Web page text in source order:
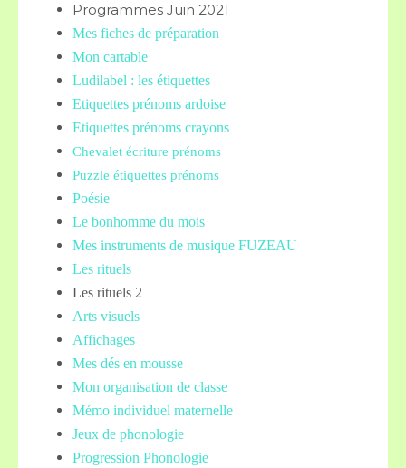
Programmes Juin 2021
Mes fiches de préparation
Mon cartable
Ludilabel : les étiquettes
Etiquettes prénoms ardoise
Etiquettes prénoms crayons
Chevalet écriture prénoms
Puzzle étiquettes prénoms
Poésie
Le bonhomme du mois
Mes instruments de musique FUZEAU
Les rituels
Les rituels 2
Arts visuels
Affichages
Mes dés en mousse
Mon organisation de classe
Mémo individuel maternelle
Jeux de phonologie
Progression Phonologie